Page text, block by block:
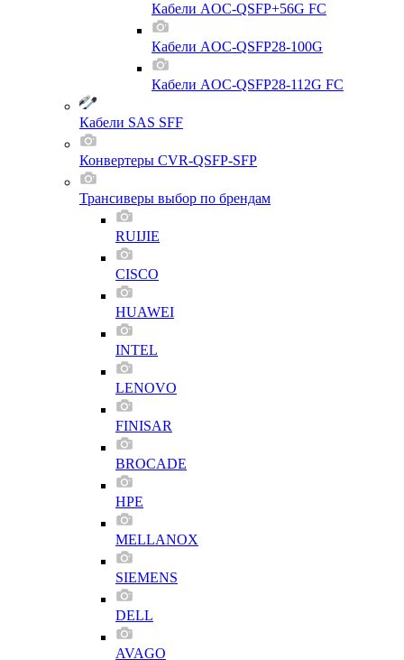
Кабели AOC-QSFP+56G FC
Кабели AOC-QSFP28-100G
Кабели AOC-QSFP28-112G FC
Кабели SAS SFF
Конвертеры CVR-QSFP-SFP
Трансиверы выбор по брендам
RUIJIE
CISCO
HUAWEI
INTEL
LENOVO
FINISAR
BROCADE
HPE
MELLANOX
SIEMENS
DELL
AVAGO